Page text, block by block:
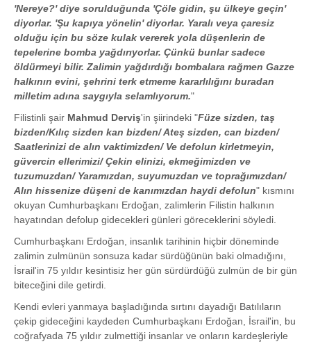
'Nereye?' diye sorulduğunda 'Çöle gidin, şu ülkeye geçin'
diyorlar. 'Şu kapıya yönelin' diyorlar. Yaralı veya çaresiz
olduğu için bu söze kulak vererek yola düşenlerin de
tepelerine bomba yağdırıyorlar. Çünkü bunlar sadece
öldürmeyi bilir. Zalimin yağdırdığı bombalara rağmen Gazze
halkının evini, şehrini terk etmeme kararlılığını buradan
milletim adına saygıyla selamlıyorum."
Filistinli şair Mahmud Derviş'in şiirindeki "Füze sizden, taş
bizden/Kılıç sizden kan bizden/ Ateş sizden, can bizden/
Saatlerinizi de alın vaktimizden/ Ve defolun kirletmeyin,
güvercin ellerimizi/ Çekin elinizi, ekmeğimizden ve
tuzumuzdan/ Yaramızdan, suyumuzdan ve toprağımızdan/
Alın hissenize düşeni de kanımızdan haydi defolun" kısmını
okuyan Cumhurbaşkanı Erdoğan, zalimlerin Filistin halkının
hayatından defolup gidecekleri günleri göreceklerini söyledi.
Cumhurbaşkanı Erdoğan, insanlık tarihinin hiçbir döneminde
zalimin zulmünün sonsuza kadar sürdüğünün baki olmadığını,
İsrail'in 75 yıldır kesintisiz her gün sürdürdüğü zulmün de bir gün
biteceğini dile getirdi.
Kendi evleri yanmaya başladığında sırtını dayadığı Batılıların
çekip gideceğini kaydeden Cumhurbaşkanı Erdoğan, İsrail'in, bu
coğrafyada 75 yıldır zulmettiği insanlar ve onların kardeşleriyle